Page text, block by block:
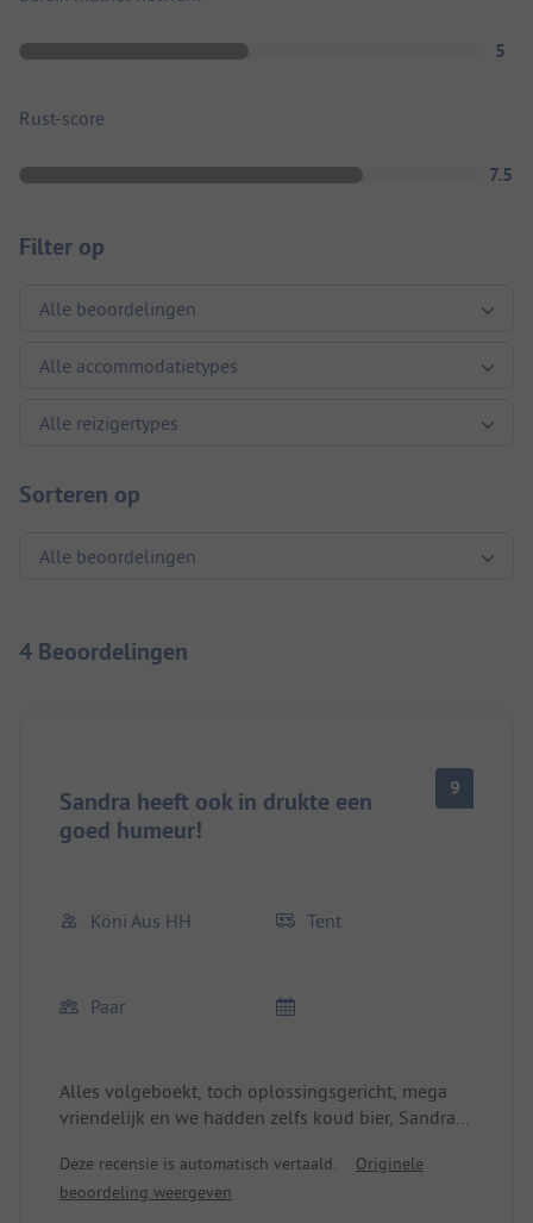
5
Rust-score
7.5
Filter op
Sorteren op
4 Beoordelingen
Sandra heeft ook in drukte een
goed humeur!
9
Köni Aus HH Tent
Paar
Alles volgeboekt, toch oplossingsgericht, mega
vriendelijk en we hadden zelfs koud bier, Sandra
extreme drukte altijd voor de gasten klaar, dit
hebben jullie eraan te danken dat we weer komen.
Deze recensie is automatisch vertaald.
Originele
beoordeling weergeven